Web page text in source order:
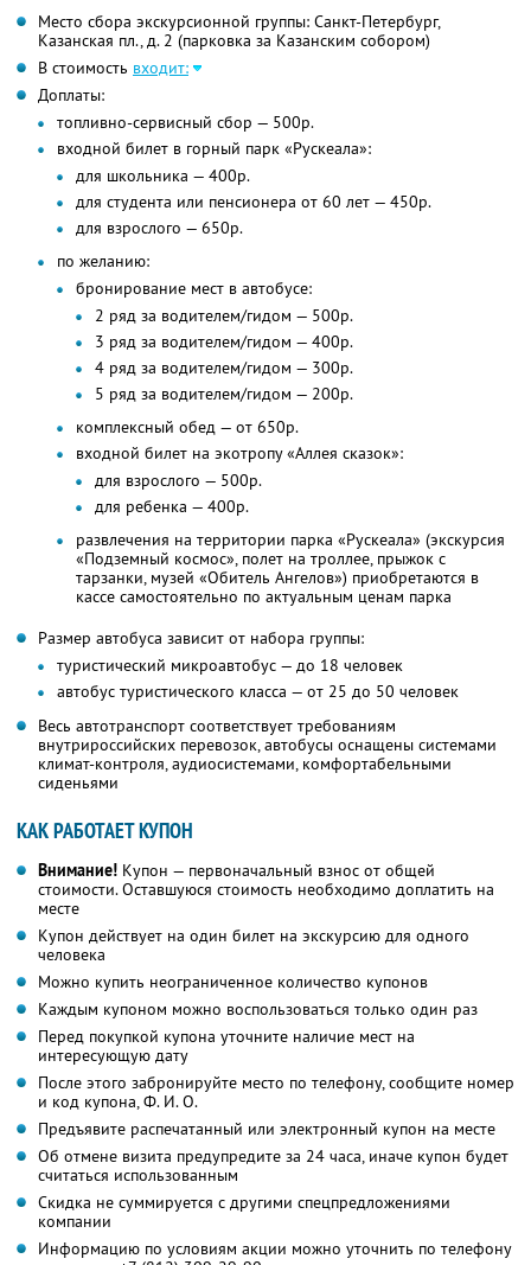
Место сбора экскурсионной группы: Санкт-Петербург,
Казанская пл., д. 2 (парковка за Казанским собором)
В стоимость входит:
Доплаты:
топливно-сервисный сбор — 500р.
входной билет в горный парк «Рускеала»:
для школьника — 400р.
для студента или пенсионера от 60 лет — 450р.
для взрослого — 650р.
по желанию:
бронирование мест в автобусе:
2 ряд за водителем/гидом — 500р.
3 ряд за водителем/гидом — 400р.
4 ряд за водителем/гидом — 300р.
5 ряд за водителем/гидом — 200р.
комплексный обед — от 650р.
входной билет на экотропу «Аллея сказок»:
для взрослого — 500р.
для ребенка — 400р.
развлечения на территории парка «Рускеала» (экскурсия
«Подземный космос», полет на троллее, прыжок с
тарзанки, музей «Обитель Ангелов») приобретаются в
кассе самостоятельно по актуальным ценам парка
Размер автобуса зависит от набора группы:
туристический микроавтобус — до 18 человек
автобус туристического класса — от 25 до 50 человек
Весь автотранспорт соответствует требованиям
внутрироссийских перевозок, автобусы оснащены системами
климат-контроля, аудиосистемами, комфортабельными
сиденьями
КАК РАБОТАЕТ КУПОН
Внимание! Купон — первоначальный взнос от общей
стоимости. Оставшуюся стоимость необходимо доплатить на
месте
Купон действует на один билет на экскурсию для одного
человека
Можно купить неограниченное количество купонов
Каждым купоном можно воспользоваться только один раз
Перед покупкой купона уточните наличие мест на
интересующую дату
После этого забронируйте место по телефону, сообщите номер
и код купона,Ф. И. О.
Предъявите распечатанный или электронный купон на месте
Об отмене визита предупредите за 24 часа, иначе купон будет
считаться использованным
Скидка не суммируется с другими спецпредложениями
компании
Информацию по условиям акции можно уточнить по телефону